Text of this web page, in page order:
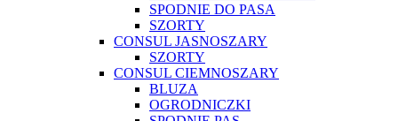
SPODNIE DO PASA
SZORTY
CONSUL JASNOSZARY
SZORTY
CONSUL CIEMNOSZARY
BLUZA
OGRODNICZKI